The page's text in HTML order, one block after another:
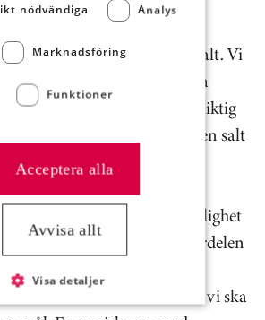
för att konsumenternas
anpassas till en lägre salthalt. Vi
saltmängden i flera av våra
blir en viktig
med att sänka mängden salt
bygger helt på frivillighet
vi agerar och tar ansvar. Fördelen
är att vi har en
för vad som krävs och hur vi ska
nödvändiga Analys
Marknadsföring
Funktioner
Acceptera alla
Avvisa allt
Visa detaljer